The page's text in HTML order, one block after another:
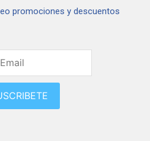
promociones y descuentos